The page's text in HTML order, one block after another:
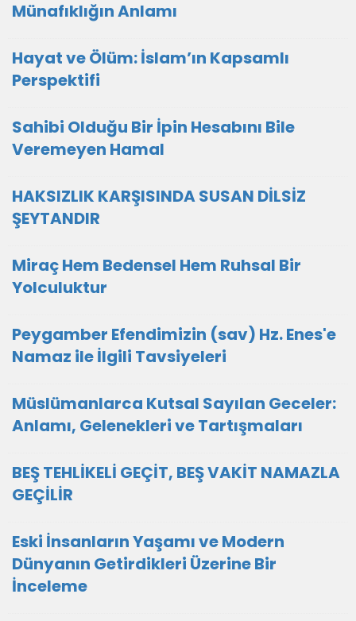
Münafıklığın Anlamı
Hayat ve Ölüm: İslam’ın Kapsamlı
Perspektifi
Sahibi Olduğu Bir İpin Hesabını Bile
Veremeyen Hamal
HAKSIZLIK KARŞISINDA SUSAN DİLSİZ
ŞEYTANDIR
Miraç Hem Bedensel Hem Ruhsal Bir
Yolculuktur
Peygamber Efendimizin (sav) Hz. Enes'e
Namaz ile İlgili Tavsiyeleri
Müslümanlarca Kutsal Sayılan Geceler:
Anlamı, Gelenekleri ve Tartışmaları
BEŞ TEHLİKELİ GEÇİT, BEŞ VAKİT NAMAZLA
GEÇİLİR
Eski İnsanların Yaşamı ve Modern
Dünyanın Getirdikleri Üzerine Bir
İnceleme